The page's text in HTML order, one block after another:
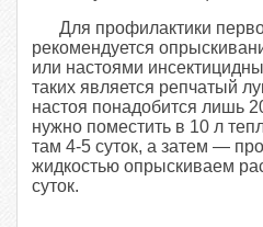
Для профилактики
рекомендуется
или настоями
таких является репчатый
настоя понадобится лишь
нужно поместить в 10 л
там 4-5 суток, а затем —
жидкостью опрыскиваем
суток.